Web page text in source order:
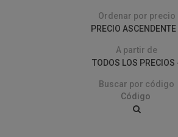
Ordenar por precio
PRECIO ASCENDENTE
A partir de
TODOS LOS PRECIOS
Buscar por código